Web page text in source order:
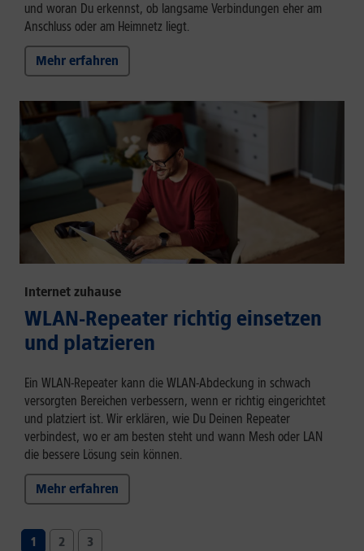
und woran Du erkennst, ob langsame Verbindungen eher am
Anschluss oder am Heimnetz liegt.
Mehr erfahren
Internet zuhause
WLAN-Repeater richtig einsetzen
und platzieren
Ein WLAN-Repeater kann die WLAN-Abdeckung in schwach
versorgten Bereichen verbessern, wenn er richtig eingerichtet
und platziert ist. Wir erklären, wie Du Deinen Repeater
verbindest, wo er am besten steht und wann Mesh oder LAN
die bessere Lösung sein können.
Mehr erfahren
1 2 3